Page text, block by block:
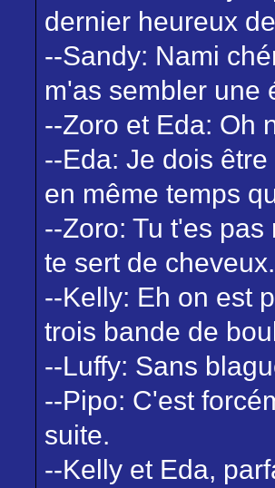
dernier heureux
--Sandy: Nami
m'as sembler une
--Zoro et Eda: Oh
--Eda: Je dois
en même temps
--Zoro: Tu t'es
te sert de cheveux.
--Kelly: Eh on est
trois bande de
--Luffy: Sans
--Pipo: C'est
suite.
--Kelly et Eda,